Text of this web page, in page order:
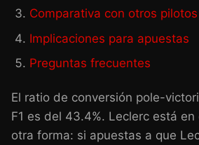
Comparativa con otros pilotos
Implicaciones para apuestas
Preguntas frecuentes
El ratio de conversión pole-
F1 es del 43.4%. Leclerc está en
otra forma: si apuestas a que